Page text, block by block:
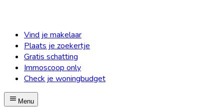
Vind je makelaar
Plaats je zoekertje
Gratis schatting
Immoscoop only
Check je woningbudget
Menu